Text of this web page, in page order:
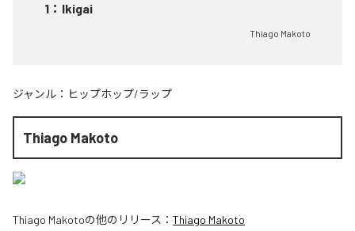
1 ： Ikigai
Thiago Makoto
ジャンル： ヒップホップ/ラップ
Thiago Makoto
Thiago Makotoの他のリリース： Thiago Makoto